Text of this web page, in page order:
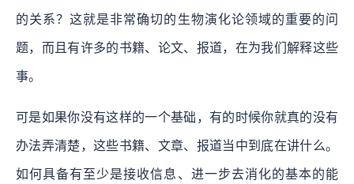
的关系？这就是非常确切的生物演化论领域的重要的问
题，而且有许多的书籍、论文、报道，在为我们解释这些
事。
可是如果你没有这样的一个基础，有的时候你就真的没有
办法弄清楚，这些书籍、文章、报道当中到底在讲什么。
如何具备有至少是接收信息、进一步去消化的基本的能